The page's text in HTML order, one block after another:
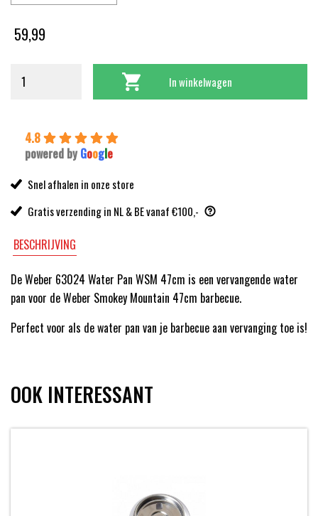
59,99
In winkelwagen
4.8
powered by Google
Snel afhalen in onze store
Gratis verzending in NL & BE vanaf €100,-
BESCHRIJVING
De Weber 63024 Water Pan WSM 47cm is een vervangende water
pan voor de Weber Smokey Mountain 47cm barbecue.
Perfect voor als de water pan van je barbecue aan vervanging toe is!
OOK INTERESSANT